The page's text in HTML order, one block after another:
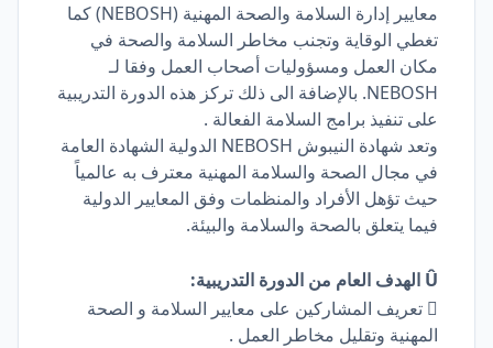
معايير إدارة السلامة والصحة المهنية (NEBOSH) كما
تغطي الوقاية وتجنب مخاطر السلامة والصحة في
مكان العمل ومسؤوليات أصحاب العمل وفقا لـ
NEBOSH. بالإضافة الى ذلك تركز هذه الدورة التدريبية
على تنفيذ برامج السلامة الفعالة .
وتعد شهادة النيبوش NEBOSH الدولية الشهادة العامة
في مجال الصحة والسلامة المهنية معترف به عالمياً
حيث تؤهل الأفراد والمنظمات وفق المعايير الدولية
فيما يتعلق بالصحة والسلامة والبيئة.
Û الهدف العام من الدورة التدريبية:
 تعريف المشاركين على معايير السلامة و الصحة
المهنية وتقليل مخاطر العمل .